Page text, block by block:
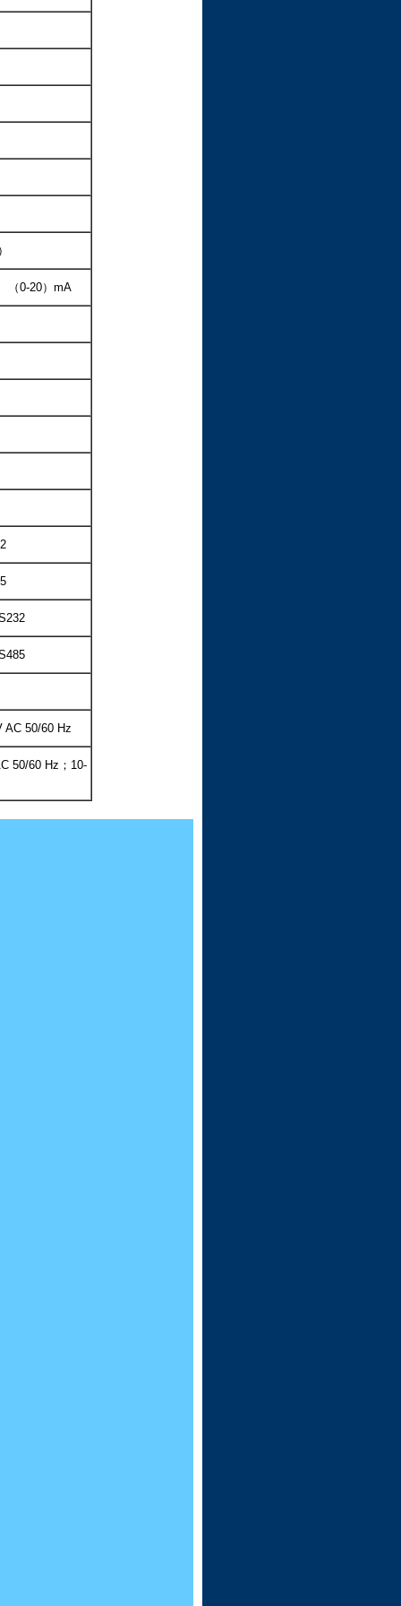
（0-20）mA
AC 50/60 Hz
50/60 Hz；10-